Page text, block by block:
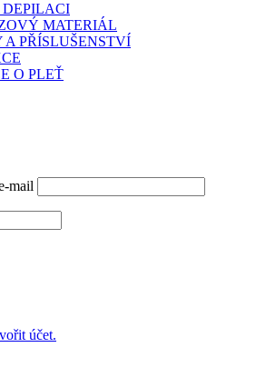
DEPILACI
MATERIÁL
A PŘÍSLUŠENSTVÍ
O PLEŤ
mail
účet.